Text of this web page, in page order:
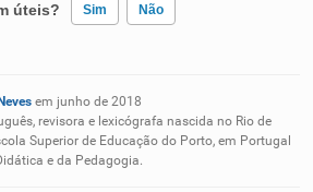
úteis? Sim Não
apresentados me ajudou
em junho de 2018
revisora e lexicógrafa nascida no Rio de
Superior de Educação do Porto, em Portugal
e da Pedagogia.